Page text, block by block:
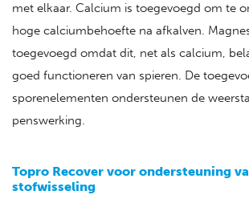
met elkaar. Calcium is toegevoegd om te
hoge calciumbehoefte na afkalven.
toegevoegd omdat dit, net als calcium,
goed functioneren van spieren. De
sporenelementen ondersteunen de
penswerking.
Topro Recover voor ondersteuning
stofwisseling